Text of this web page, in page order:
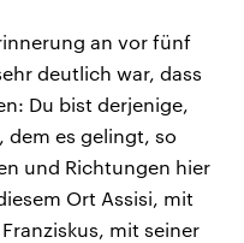
an vor fünf
deutlich war, dass
Du bist derjenige,
dem es gelingt, so
und Richtungen hier
Ort Assisi, mit
mit seiner